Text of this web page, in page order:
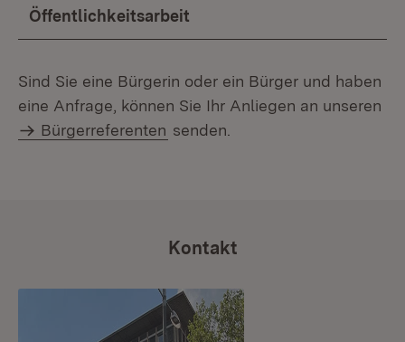
Öffentlichkeitsarbeit
Sind Sie eine Bürgerin oder ein Bürger und haben
eine Anfrage, können Sie Ihr Anliegen an unseren
Bürgerreferenten senden.
Kontakt